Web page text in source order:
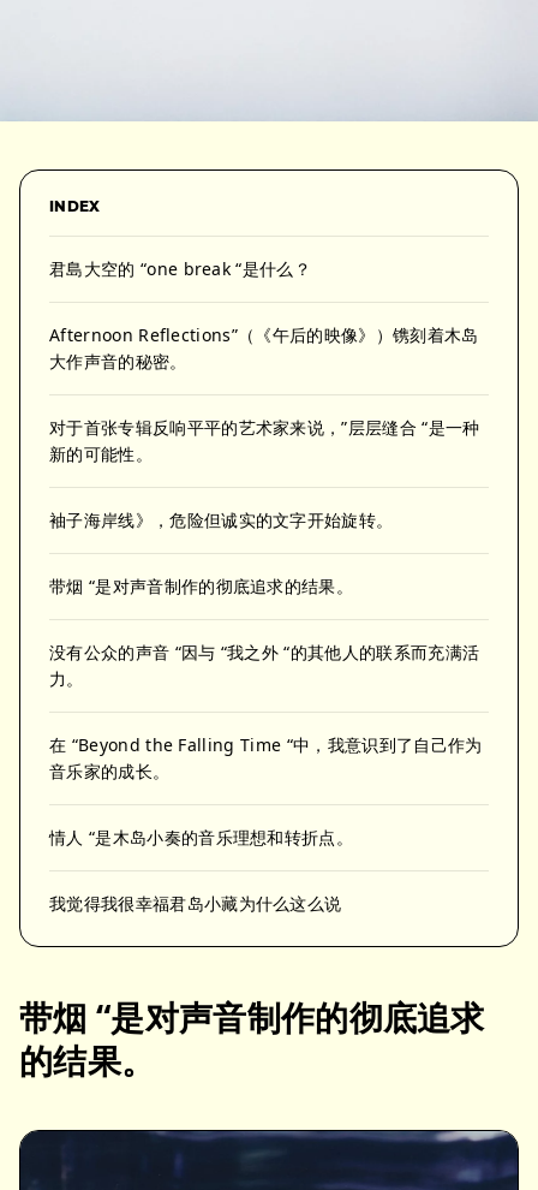
INDEX
君島大空的 “one break “是什么？
Afternoon Reflections”（《午后的映像》）镌刻着木岛
大作声音的秘密。
对于首张专辑反响平平的艺术家来说，”层层缝合 “是一种
新的可能性。
袖子海岸线》，危险但诚实的文字开始旋转。
带烟 “是对声音制作的彻底追求的结果。
没有公众的声音 “因与 “我之外 “的其他人的联系而充满活
力。
在 “Beyond the Falling Time “中，我意识到了自己作为
音乐家的成长。
情人 “是木岛小奏的音乐理想和转折点。
我觉得我很幸福君岛小藏为什么这么说
带烟 “是对声音制作的彻底追求
的结果。